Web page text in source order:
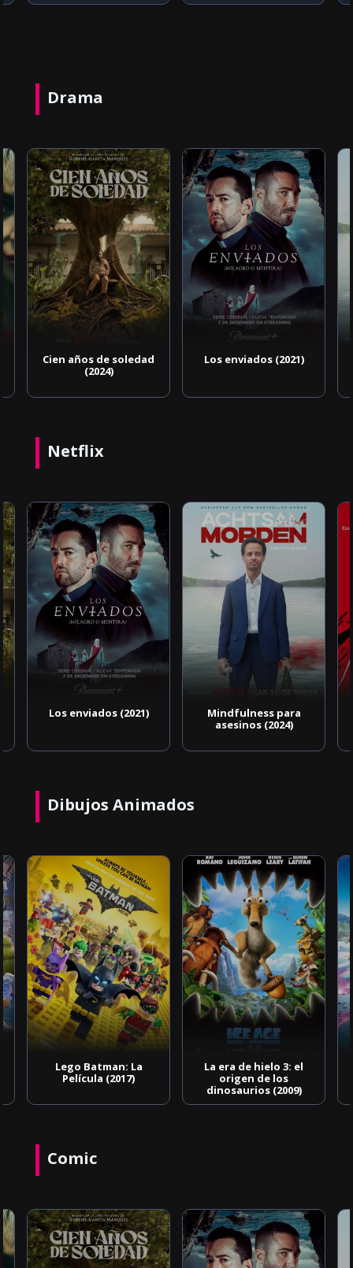
Drama
Cien años de soledad
(2024)
Los enviados (2021)
Netflix
Los enviados (2021)
Mindfulness para
asesinos (2024)
Dibujos Animados
Lego Batman: La
Película (2017)
La era de hielo 3: el
origen de los
dinosaurios (2009)
Comic